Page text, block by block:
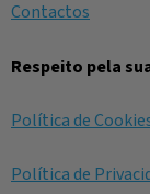
Contactos
Respeito pela
Política de
Política de